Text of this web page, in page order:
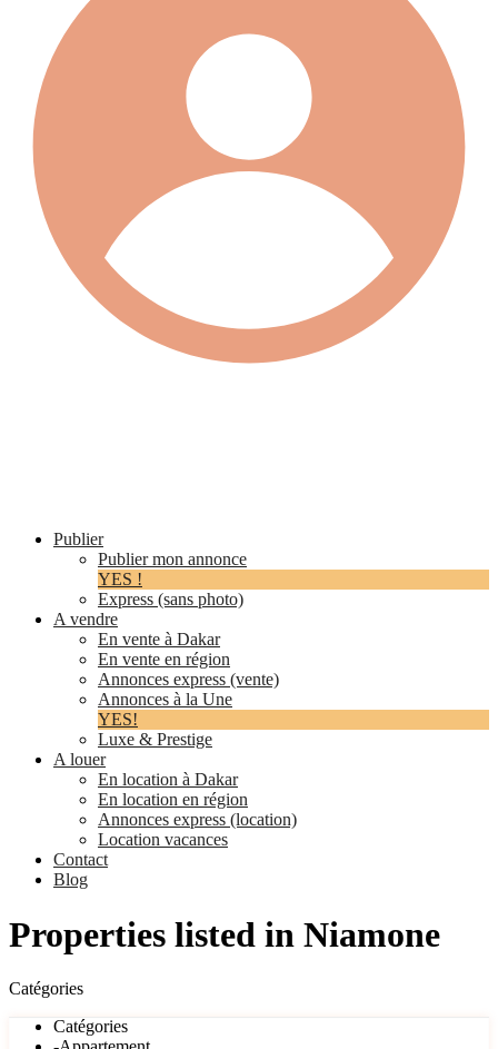
Publier
Publier mon annonce
YES !
Express (sans photo)
A vendre
En vente à Dakar
En vente en région
Annonces express (vente)
Annonces à la Une
YES!
Luxe & Prestige
A louer
En location à Dakar
En location en région
Annonces express (location)
Location vacances
Contact
Blog
Properties listed in Niamone
Catégories
Catégories